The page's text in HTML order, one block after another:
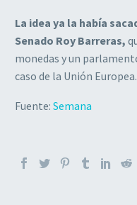
La idea ya la había
Senado Roy Barreras,
monedas y un
caso de la Unión Europea.
Fuente: Semana